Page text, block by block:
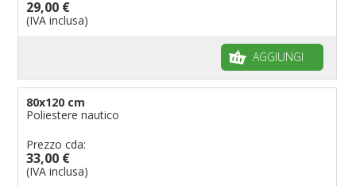
29,00 €
(IVA inclusa)
AGGIUNGI
80x120 cm
Poliestere nautico
Prezzo cda:
33,00 €
(IVA inclusa)